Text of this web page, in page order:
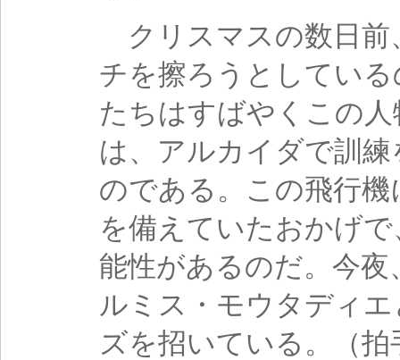
クリスマスの数日前
チを擦ろうとしてい
たちはすばやくこの
は、アルカイダで訓
のである。この飛行
を備えていたおかげ
能性があるのだ。今
ルミス・モウタディ
ズを招いている。（拍